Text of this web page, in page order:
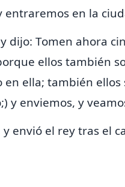
entraremos en la
dijo: Tomen ahora
ellos también
ella; también ellos
y enviemos, y
envió el rey tras el